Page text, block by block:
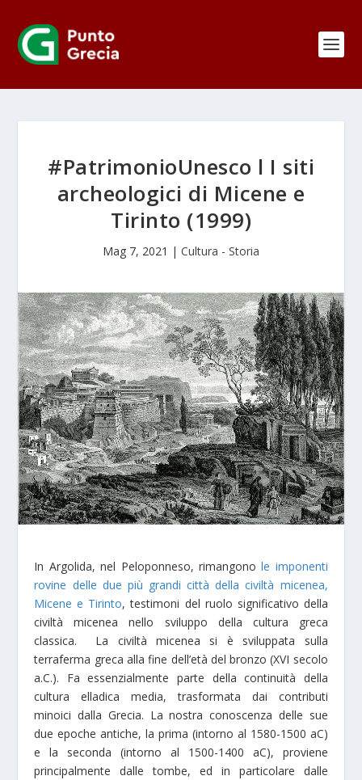
#PatrimonioUnesco l I siti
archeologici di Micene e
Tirinto (1999)
Mag 7, 2021 | Cultura - Storia
In Argolida, nel Peloponneso, rimangonole imponenti
rovine delle due più grandi città della civiltà micenea,
Micene e Tirinto, testimoni del ruolo significativo della
civiltà micenea nello sviluppo della cultura greca
classica. La civiltà micenea si è sviluppata sulla
terraferma greca alla fine dell’età del bronzo (XVI secolo
a.C.). Fa essenzialmente parte della continuità della
cultura elladica media, trasformata dai contributi
minoici dalla Grecia. La nostra conoscenza delle sue
due epoche antiche, la prima (intorno al 1580-1500 aC)
e la seconda (intorno al 1500-1400 aC), proviene
principalmente dalle tombe, ed in particolare dalle